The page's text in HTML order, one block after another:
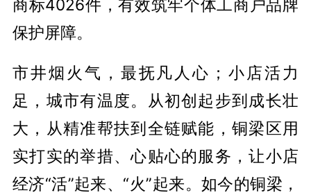
商标4026件，有效筑牢个体工商户品牌
保护屏障。
市井烟火气，最抚凡人心；小店活力
足，城市有温度。从初创起步到成长壮
大，从精准帮扶到全链赋能，铜梁区用
实打实的举措、心贴心的服务，让小店
经济“活”起来、“火”起来。如今的铜梁，